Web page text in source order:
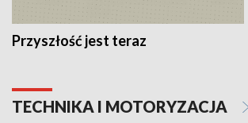
Przyszłość jest teraz
TECHNIKA I MOTORYZACJA